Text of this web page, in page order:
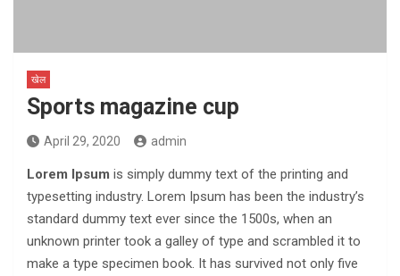
खेल
Sports magazine cup
April 29, 2020 admin
Lorem Ipsum is simply dummy text of the printing and
typesetting industry. Lorem Ipsum has been the industry’s
standard dummy text ever since the 1500s, when an
unknown printer took a galley of type and scrambled it to
make a type specimen book. It has survived not only five